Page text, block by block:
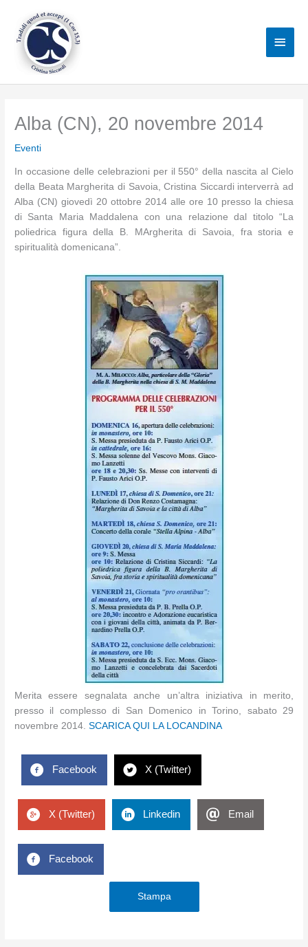
contenuto
Alba (CN), 20 novembre 2014
Eventi
In occasione delle celebrazioni per il 550° della nascita al Cielo
della Beata Margherita di Savoia, Cristina Siccardi interverrà ad
Alba (CN) giovedì 20 ottobre 2014 alle ore 10 presso la chiesa
di Santa Maria Maddalena con una relazione dal titolo “La
poliedrica figura della B. MArgherita di Savoia, fra storia e
spiritualità domenicana”.
Merita essere segnalata anche un’altra iniziativa in merito,
presso il complesso di San Domenico in Torino, sabato 29
novembre 2014.SCARICA QUI LA LOCANDINA
Facebook X (Twitter)
X (Twitter) Linkedin Email
Facebook
Stampa